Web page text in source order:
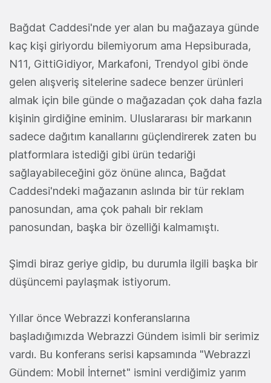
Bağdat Caddesi'nde yer alan bu mağazaya günde
kaç kişi giriyordu bilemiyorum ama Hepsiburada,
N11, GittiGidiyor, Markafoni, Trendyol gibi önde
gelen alışveriş sitelerine sadece benzer ürünleri
almak için bile günde o mağazadan çok daha fazla
kişinin girdiğine eminim. Uluslararası bir markanın
sadece dağıtım kanallarını güçlendirerek zaten bu
platformlara istediği gibi ürün tedariği
sağlayabileceğini göz önüne alınca, Bağdat
Caddesi'ndeki mağazanın aslında bir tür reklam
panosundan, ama çok pahalı bir reklam
panosundan, başka bir özelliği kalmamıştı.
Şimdi biraz geriye gidip, bu durumla ilgili başka bir
düşüncemi paylaşmak istiyorum.
Yıllar önce Webrazzi konferanslarına
başladığımızda Webrazzi Gündem isimli bir serimiz
vardı. Bu konferans serisi kapsamında "Webrazzi
Gündem: Mobil İnternet" ismini verdiğimiz yarım